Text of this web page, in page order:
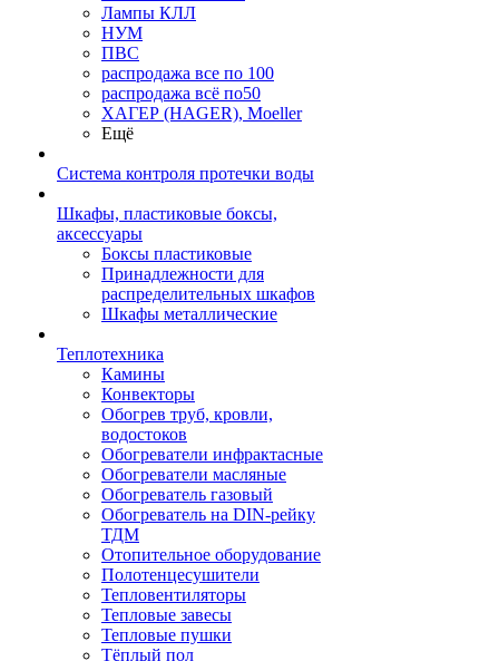
Лампы КЛЛ
НУМ
ПВС
распродажа все по 100
распродажа всё по50
ХАГЕР (HAGER), Moeller
Ещё
Система контроля протечки воды
Шкафы, пластиковые боксы,
аксессуары
Боксы пластиковые
Принадлежности для
распределительных шкафов
Шкафы металлические
Теплотехника
Камины
Конвекторы
Обогрев труб, кровли,
водостоков
Обогреватели инфрактасные
Обогреватели масляные
Обогреватель газовый
Обогреватель на DIN-рейку
ТДМ
Отопительное оборудование
Полотенцесушители
Тепловентиляторы
Тепловые завесы
Тепловые пушки
Тёплый пол